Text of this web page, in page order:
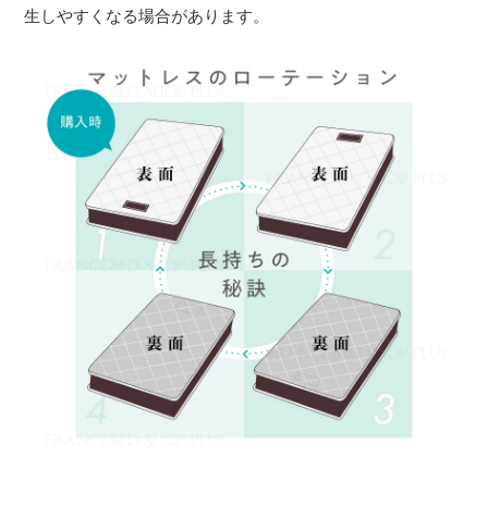
生しやすくなる場合があります。